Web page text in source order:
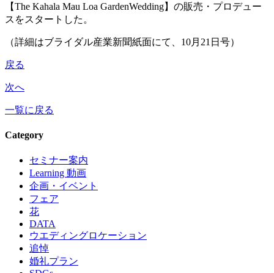
【The Kahala Mau Loa GardenWedding】の販売・プロデュー
スをスタートした。
（詳細はブライダル産業新聞紙面にて、10月21日号）
戻る
次へ
一覧に戻る
Category
セミナー案内
Learning 動画
企画・イベント
フェア
花
DATA
ウエディングロケーション
追悼
婚礼プラン